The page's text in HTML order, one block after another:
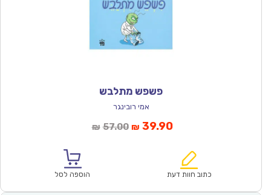
פשפש מתלבש
אמי רובינגר
₪ 57.00המחיר
₪57.00.
₪ 39.90המחיר
הוא:
כתוב חוות דעת הוספה לסל